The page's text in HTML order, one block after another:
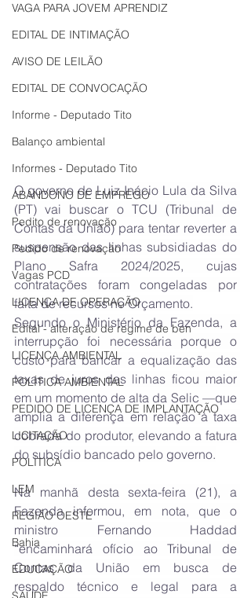
VAGA PARA JOVEM APRENDIZ
EDITAL DE INTIMAÇÃO
AVISO DE LEILÃO
EDITAL DE CONVOCAÇÃO
Informe - Deputado Tito
Balanço ambiental
Informes - Deputado Tito
ABANDONO DE EMPREGO
Pedito de renovação
Pedido de renovação
Vagas PCD
LICENÇA DE OPERAÇÃO
Edital - alteração de regime de ben
LICENÇA AMBIENTAL
POLÍTICA AMBIENTAL
PEDIDO DE LICENÇA DE IMPLANTAÇÃO
LICITAÇÃO
POLÍTICA
LEM
REGIÃO OESTE
Bahia
EDUCAÇÃO
O governo de Luiz Inácio Lula da Silva
(PT) vai buscar o TCU (Tribunal de
Contas da União) para tentar reverter a
suspensão das linhas subsidiadas do
Plano Safra 2024/2025, cujas
contratações foram congeladas por
falta de recursos no Orçamento.
Segundo o Ministério da Fazenda, a
interrupção foi necessária porque o
custo para bancar a equalização das
taxas de juros das linhas ficou maior
em um momento de alta da Selic —que
amplia a diferença em relação à taxa
cobrada do produtor, elevando a fatura
do subsídio bancado pelo governo.
Na manhã desta sexta-feira (21), a
Fazenda informou, em nota, que o
ministro Fernando Haddad
“encaminhará ofício ao Tribunal de
Contas da União em busca de
respaldo técnico e legal para a